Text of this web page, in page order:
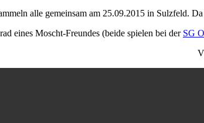
alle gemeinsam am 25.09.2015 in Sulzfeld.
eines Moscht-Freundes (beide spielen bei der SG